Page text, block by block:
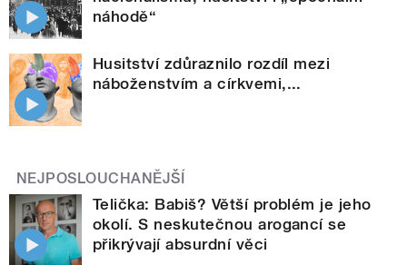
náhodě“
Husitství zdůraznilo rozdíl mezi
náboženstvím a církvemi,...
NEJPOSLOUCHANĚJŠÍ
Telička: Babiš? Větší problém je jeho
okolí. S neskutečnou arogancí se
přikrývají absurdní věci